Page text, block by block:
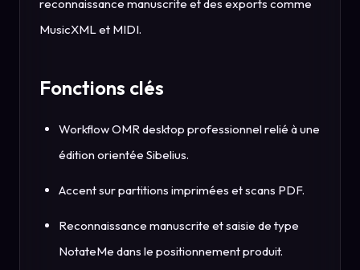
reconnaissance manuscrite et des exports comme
MusicXML et MIDI.
Fonctions clés
Workflow OMR desktop professionnel relié à une
édition orientée Sibelius.
Accent sur partitions imprimées et scans PDF.
Reconnaissance manuscrite et saisie de type
NotateMe dans le positionnement produit.